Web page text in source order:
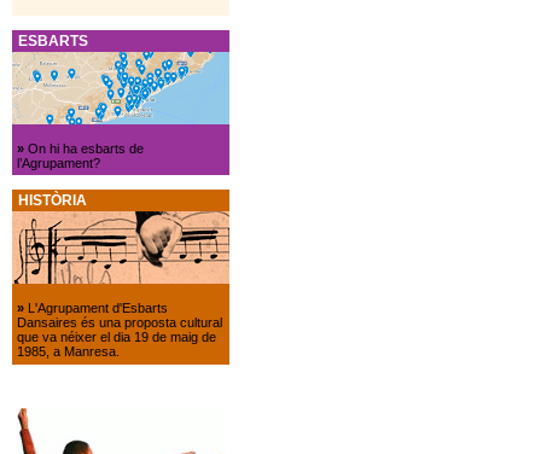
ESBARTS
»On hi ha esbarts de
l’Agrupament?
HISTÒRIA
» L'Agrupament d'Esbarts
Dansaires és una proposta cultural
que va néixer el dia 19 de maig de
1985, a Manresa.